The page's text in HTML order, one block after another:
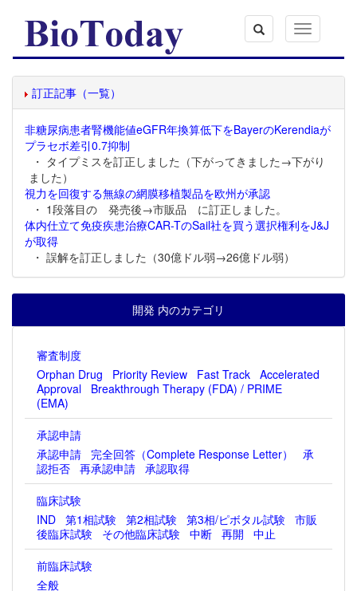
Toggle
navigation
訂正記事（一覧）
非糖尿病患者腎機能値eGFR年換算低下をBayerのKerendiaが
プラセボ差引0.7抑制
・ タイプミスを訂正しました（下がってきました→下がり
ました）
視力を回復する無線の網膜移植製品を欧州が承認
・ 1段落目の 発売後→市販品 に訂正しました。
体内仕立て免疫疾患治療CAR-TのSail社を買う選択権利をJ&J
が取得
・ 誤解を訂正しました（30億ドル弱→26億ドル弱）
開発 内のカテゴリ
審査制度
Orphan Drug
Priority Review Fast Track Accelerated
Approval
Breakthrough Therapy (FDA) / PRIME
(EMA)
承認申請
承認申請
完全回答（Complete Response Letter）
承
認拒否 再承認申請 承認取得
臨床試験
IND 第1相試験 第2相試験 第3相/ピボタル試験 市販
後臨床試験
その他臨床試験 中断 再開
中止
前臨床試験
全般